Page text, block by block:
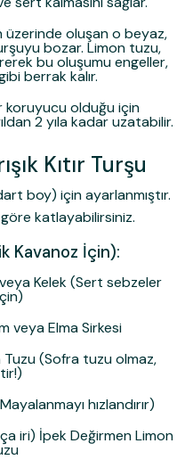
üzerinde oluşan o beyaz,
bozar. Limon tuzu,
bu oluşumu engeller,
berrak kalır.
koruyucu olduğu için
2 yıla kadar uzatabilir.
Kıtır Turşu
boy) için ayarlanmıştır.
katlayabilirsiniz.
Kavanoz İçin):
Kelek (Sert sebzeler
veya Elma Sirkesi
Tuzu (Sofra tuzu olmaz,
hızlandırır)
iri) İpek Değirmen Limon